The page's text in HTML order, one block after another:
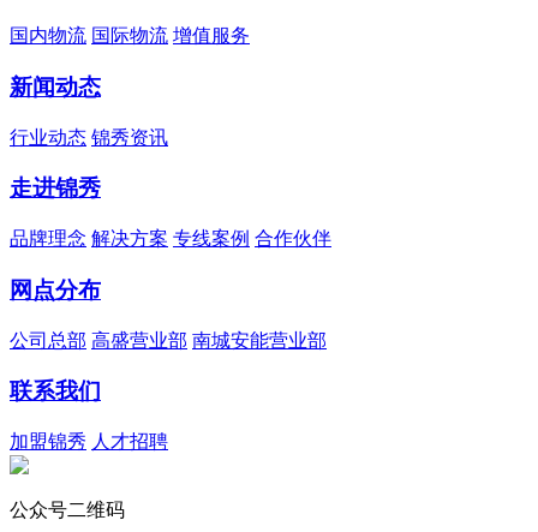
国内物流 国际物流 增值服务
新闻动态
行业动态 锦秀资讯
走进锦秀
品牌理念 解决方案 专线案例 合作伙伴
网点分布
公司总部 高盛营业部 南城安能营业部
联系我们
加盟锦秀 人才招聘
公众号二维码